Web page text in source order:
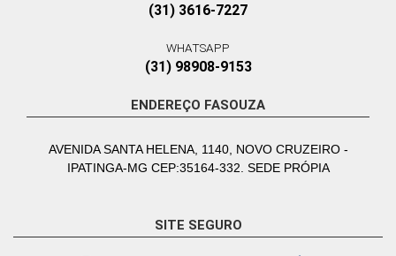
(31) 3616-7227
WHATSAPP
(31) 98908-9153
ENDEREÇO FASOUZA
AVENIDA SANTA HELENA, 1140, NOVO CRUZEIRO -
IPATINGA-MG CEP:35164-332. SEDE PRÓPIA
SITE SEGURO